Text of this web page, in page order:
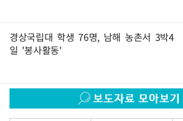
경상국립대 학생 76명, 남해 농촌서 3박4
일 '봉사활동'